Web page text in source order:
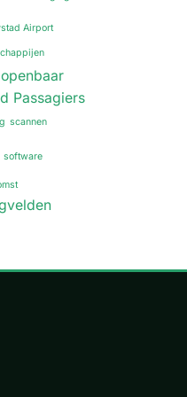
Airport
openbaar
Passagiers
scannen
software